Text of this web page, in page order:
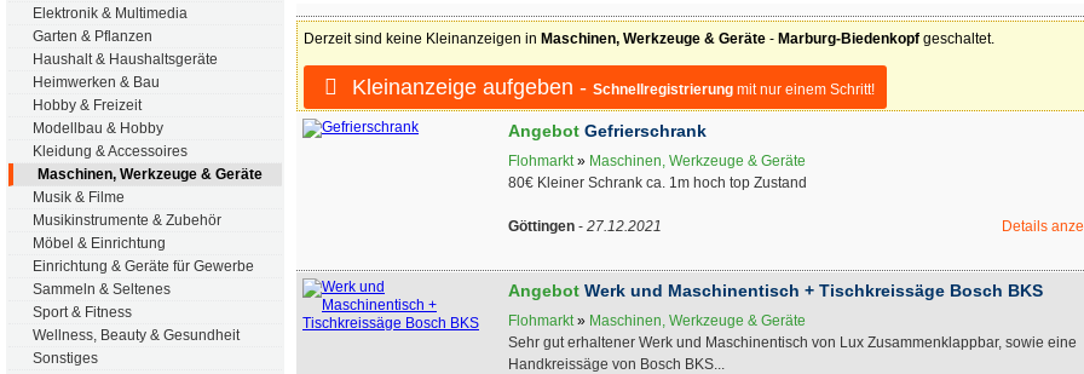
Elektronik & Multimedia
Garten & Pflanzen
Haushalt & Haushaltsgeräte
Heimwerken & Bau
Hobby & Freizeit
Modellbau & Hobby
Kleidung & Accessoires
Maschinen, Werkzeuge & Geräte
Musik & Filme
Musikinstrumente & Zubehör
Möbel & Einrichtung
Einrichtung & Geräte für Gewerbe
Sammeln & Seltenes
Sport & Fitness
Wellness, Beauty & Gesundheit
Sonstiges
Derzeit sind keine Kleinanzeigen in Maschinen, Werkzeuge & Geräte - Marburg-Biedenkopf geschaltet.
Kleinanzeige aufgeben -Schnellregistrierung mit nur einem Schritt!
Angebot Gefrierschrank
Flohmarkt» Maschinen, Werkzeuge & Geräte
80€ Kleiner Schrank ca. 1m hoch top Zustand
Göttingen - 27.12.2021 Details
Angebot Werk und Maschinentisch + Tischkreissäge Bosch BKS
Flohmarkt» Maschinen, Werkzeuge & Geräte
Sehr gut erhaltener Werk und Maschinentisch von Lux Zusammenklappbar, sowie eine
Handkreissäge von Bosch BKS...